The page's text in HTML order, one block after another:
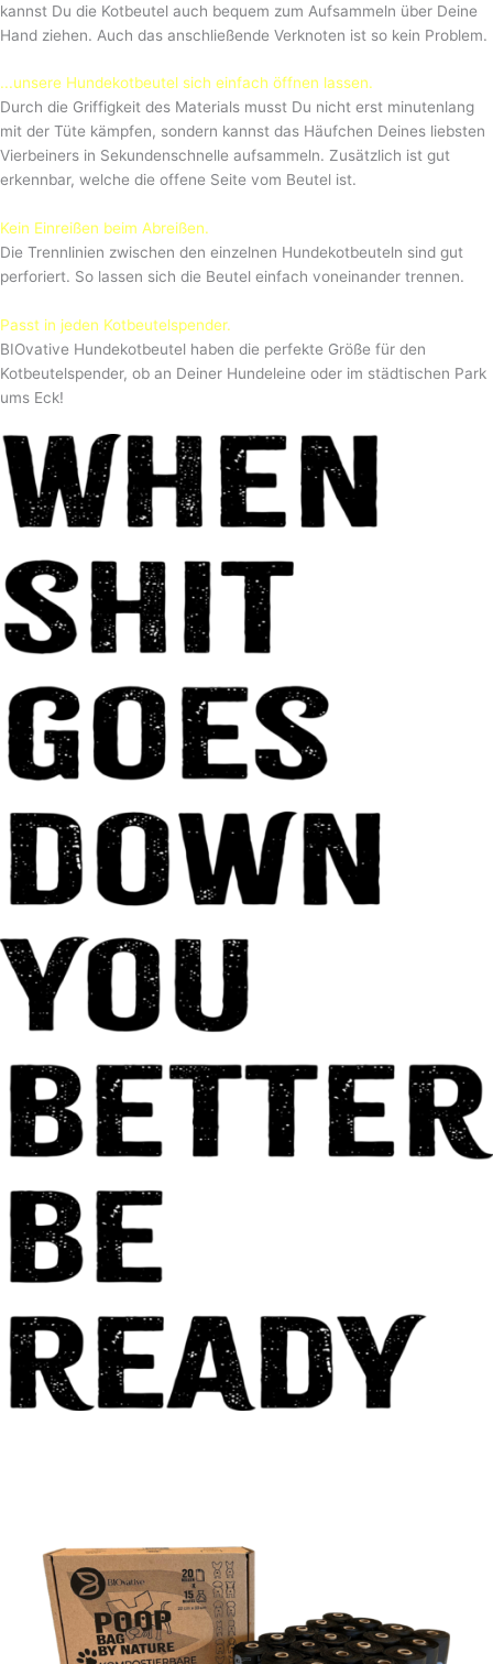
kannst Du die Kotbeutel auch bequem zum Aufsammeln über Deine
Hand ziehen. Auch das anschließende Verknoten ist so kein Problem.
...unsere Hundekotbeutel sich einfach öffnen lassen.
Durch die Griffigkeit des Materials musst Du nicht erst minutenlang
mit der Tüte kämpfen, sondern kannst das Häufchen Deines liebsten
Vierbeiners in Sekundenschnelle aufsammeln. Zusätzlich ist gut
erkennbar, welche die offene Seite vom Beutel ist.
Kein Einreißen beim Abreißen.
Die Trennlinien zwischen den einzelnen Hundekotbeuteln sind gut
perforiert. So lassen sich die Beutel einfach voneinander trennen.
Passt in jeden Kotbeutelspender.
BIOvative Hundekotbeutel haben die perfekte Größe für den
Kotbeutelspender, ob an Deiner Hundeleine oder im städtischen Park
ums Eck!